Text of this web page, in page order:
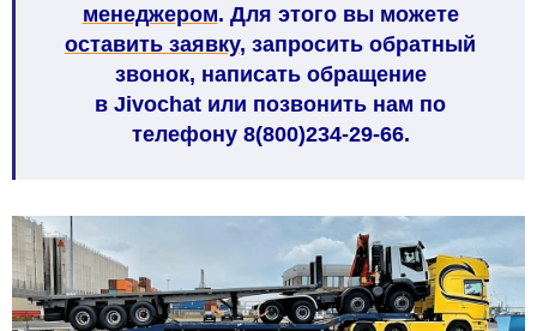
менеджером. Для этого вы можете
оставить заявку, запросить обратный
звонок, написать обращение
в Jivochat или позвонить нам по
телефону 8(800)234-29-66.